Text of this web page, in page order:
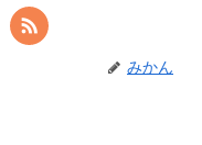
みかん